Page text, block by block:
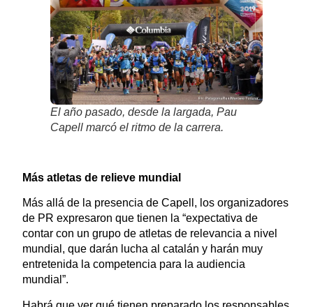
El año pasado, desde la largada, Pau
Capell marcó el ritmo de la carrera.
Más atletas de relieve mundial
Más allá de la presencia de Capell, los organizadores
de PR expresaron que tienen la “expectativa de
contar con un grupo de atletas de relevancia a nivel
mundial, que darán lucha al catalán y harán muy
entretenida la competencia para la audiencia
mundial”.